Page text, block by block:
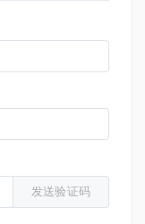
发送验证码